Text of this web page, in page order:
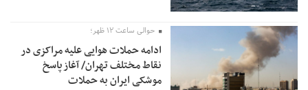
حوالی ساعت ۱۲ ظهر؛
ادامه حملات هوایی علیه مراکزی در
نقاط مختلف تهران/ آغاز پاسخ
موشکی ایران به حملات